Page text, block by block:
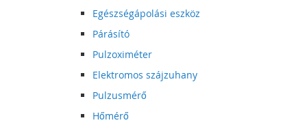
Egészségápolási eszköz
Párásító
Pulzoximéter
Elektromos szájzuhany
Pulzusmérő
Hőmérő